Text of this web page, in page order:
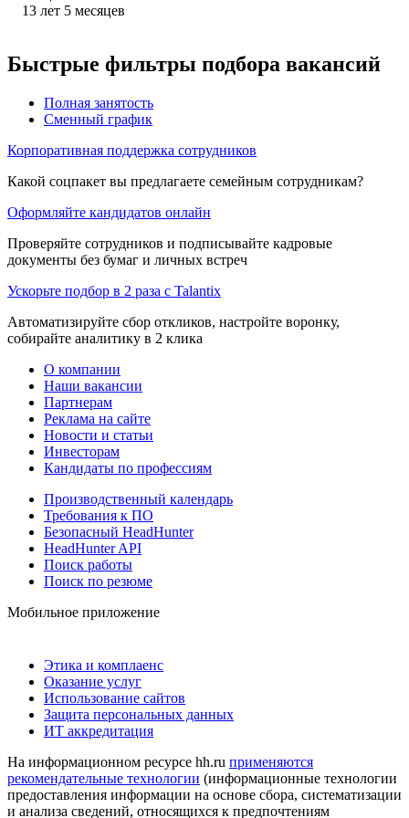
13 лет 5 месяцев
Быстрые фильтры подбора вакансий
Полная занятость
Сменный график
Корпоративная поддержка сотрудников
Какой соцпакет вы предлагаете семейным сотрудникам?
Оформляйте кандидатов онлайн
Проверяйте сотрудников и подписывайте кадровые
документы без бумаг и личных встреч
Ускорьте подбор в 2 раза с Talantix
Автоматизируйте сбор откликов, настройте воронку,
собирайте аналитику в 2 клика
О компании
Наши вакансии
Партнерам
Реклама на сайте
Новости и статьи
Инвесторам
Кандидаты по профессиям
Производственный календарь
Требования к ПО
Безопасный HeadHunter
HeadHunter API
Поиск работы
Поиск по резюме
Мобильное приложение
Этика и комплаенс
Оказание услуг
Использование сайтов
Защита персональных данных
ИТ аккредитация
На информационном ресурсе hh.ru применяются
рекомендательные технологии (информационные технологии
предоставления информации на основе сбора, систематизации
и анализа сведений, относящихся к предпочтениям